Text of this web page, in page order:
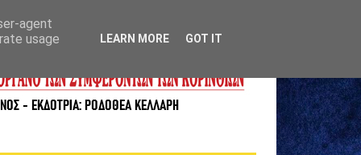
agent
usage
LEARN MORE GOT IT